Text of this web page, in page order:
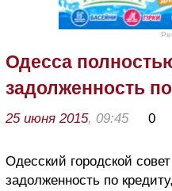
Одесса
задолженность
25 июня 2015, 09:45 0
Одесский городской
задолженность по